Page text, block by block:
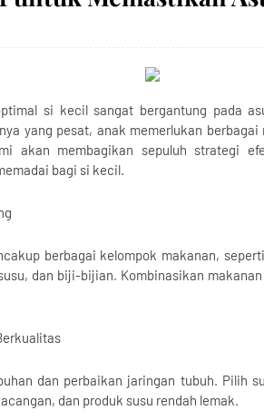
si kecil sangat bergantung pada
yang pesat, anak memerlukan
akan membagikan sepuluh strategi
bagi si kecil.
berbagai kelompok makanan,
dan biji-bijian. Kombinasikan
dan perbaikan jaringan tubuh. Pilih
dan produk susu rendah lemak.